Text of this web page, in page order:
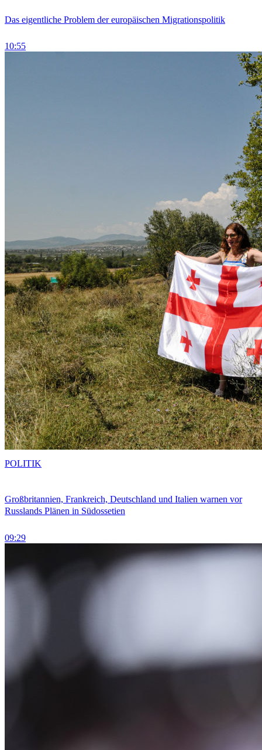
Das eigentliche Problem der europäischen Migrationspolitik
10:55
Großbritannien, Frankreich, Deutschland und Italien warnen vor
Russlands Plänen in Südossetien
09:29
POLITIK